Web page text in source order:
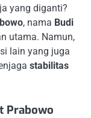
yang diganti?
, nama Budi
utama. Namun,
lain yang juga
stabilitas
Prabowo